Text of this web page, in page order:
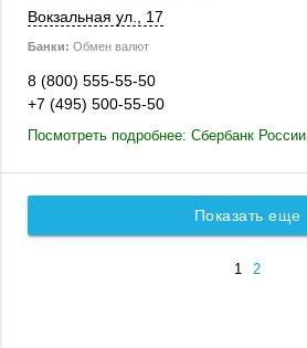
Вокзальная ул., 17
Банки: Обмен валют
8 (800) 555-55-50
+7 (495) 500-55-50
Посмотреть подробнее: Сбербанк России
Показать еще
1 2